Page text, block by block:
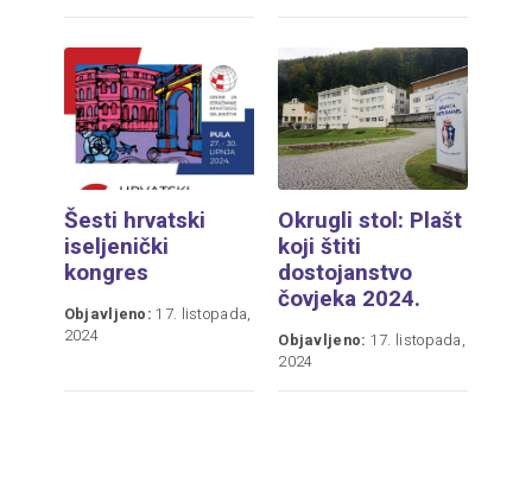
Šesti hrvatski
iseljenički
kongres
Objavljeno: 17. listopada,
2024
Okrugli stol: Plašt
koji štiti
dostojanstvo
čovjeka 2024.
Objavljeno: 17. listopada,
2024